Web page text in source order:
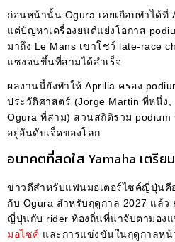
ก่อนหน้านั้น Ogura เคยเกือบทำได้ที่
แต่ปัญหาเครื่องยนต์แย่งโอกาส
มาถึง Le Mans เขาโชว์ late-race
แซงจนขึ้นที่สามได้สำเร็จ
ผลงานนี้ยังทำให้ Aprilia ครอง
ประวัติศาสตร์ (Jorge Martin ที่หนึ่ง,
Ogura ที่สาม) ส่วนสถิติรวม
อยู่อันดับเจ็ดของโลก
อนาคตที่สดใส Yamaha เตรีย
ข่าวดีสำหรับแฟนมอเตอร์ไซค์ญี่ปุ่นคื
กับ Ogura สำหรับฤดูกาล 2027 แล้ว
ญี่ปุ่นกับ rider ท้องถิ่นที่น่าจับตามอง
มอไซค์ และการแข่งขันในฤดูกาลห